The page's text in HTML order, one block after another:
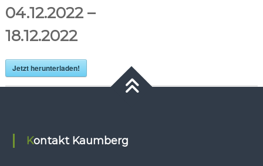
04.12.2022 –
18.12.2022
Jetzt herunterladen!
Kontakt Kaumberg